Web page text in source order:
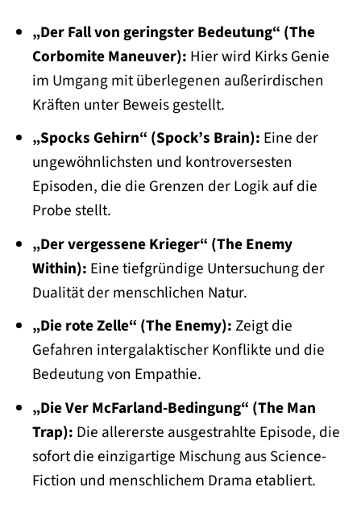
„Der Fall von geringster Bedeutung“ (The
Corbomite Maneuver): Hier wird Kirks Genie
im Umgang mit überlegenen außerirdischen
Kräften unter Beweis gestellt.
„Spocks Gehirn“ (Spock’s Brain): Eine der
ungewöhnlichsten und kontroversesten
Episoden, die die Grenzen der Logik auf die
Probe stellt.
„Der vergessene Krieger“ (The Enemy
Within): Eine tiefgründige Untersuchung der
Dualität der menschlichen Natur.
„Die rote Zelle“ (The Enemy):Zeigt die
Gefahren intergalaktischer Konflikte und die
Bedeutung von Empathie.
„Die Ver McFarland-Bedingung“ (The Man
Trap): Die allererste ausgestrahlte Episode, die
sofort die einzigartige Mischung aus Science-
Fiction und menschlichem Drama etabliert.